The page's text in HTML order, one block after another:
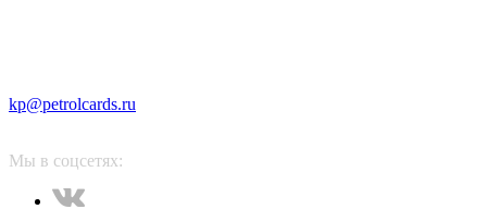
kp@petrolcards.ru
Мы в соцсетях: